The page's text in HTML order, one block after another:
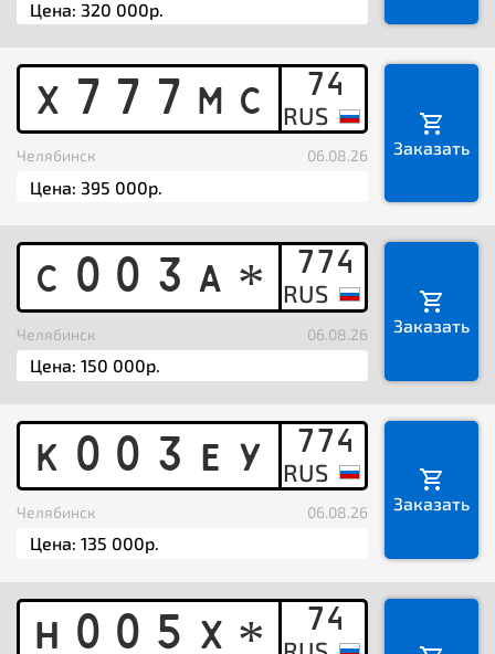
X 7 7 7 M C 74
Челябинск 06.08.26 Заказать
C 0 0 3 A *
774
Челябинск 06.08.26 Заказать
K 0 0 3 E Y 774
Челябинск 06.08.26 Заказать
H 0 0 5 X 74